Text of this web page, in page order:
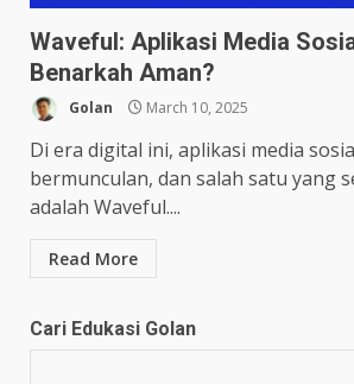
Waveful: Aplikasi Media
Benarkah Aman?
Golan March 10, 2025
Di era digital ini, aplikasi media
bermunculan, dan salah satu yang
adalah Waveful....
Read More
Cari Edukasi Golan